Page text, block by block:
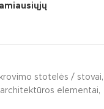
stotelės / stovai,
architektūros elementai,